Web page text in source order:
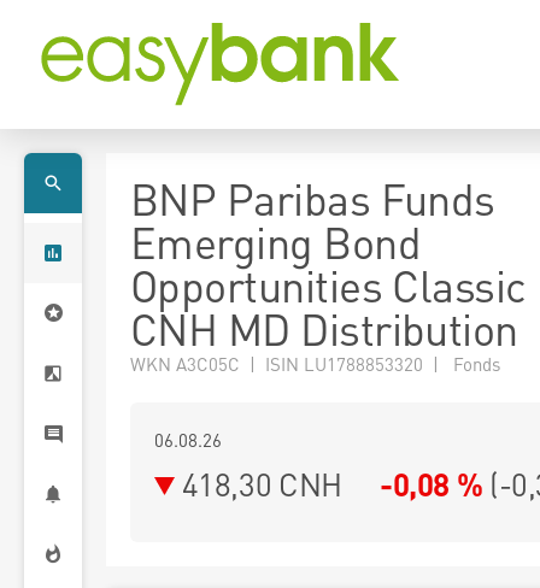
BNP Paribas Funds
Emerging Bond
Opportunities Classic
CNH MD Distribution
WKN A3C05C | ISIN LU1788853320 | Fonds
06.08.26
418,30 CNH -0,08 % (-